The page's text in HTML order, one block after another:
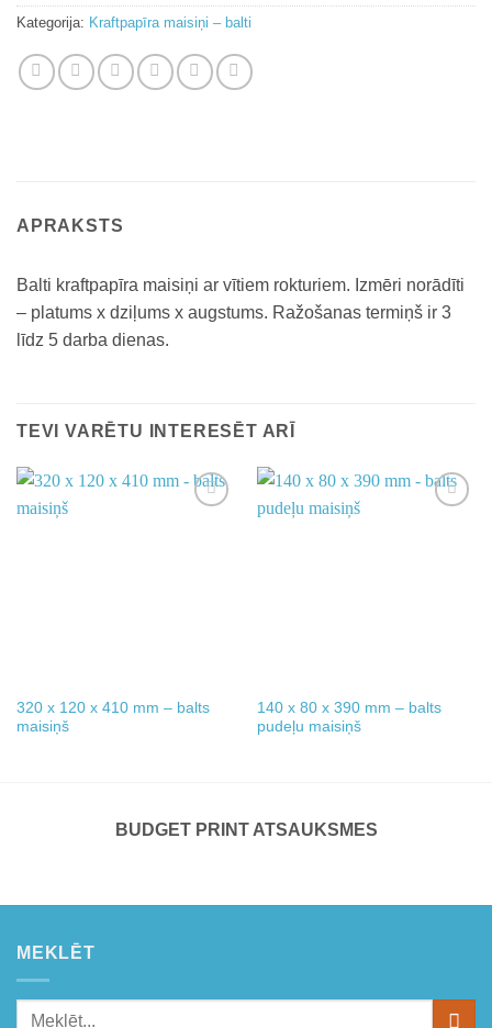
Kategorija: Kraftpapīra maisiņi – balti
APRAKSTS
Balti kraftpapīra maisiņi ar vītiem rokturiem. Izmēri norādīti
– platums x dziļums x augstums. Ražošanas termiņš ir 3
līdz 5 darba dienas.
TEVI VARĒTU INTERESĒT ARĪ
320 x 120 x 410 mm – balts
maisiņš
140 x 80 x 390 mm – balts
pudeļu maisiņš
BUDGET PRINT ATSAUKSMES
MEKLĒT